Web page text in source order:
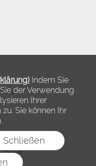
Indem Sie
der Verwendung
Ihrer
Sie können Ihr
Schließen